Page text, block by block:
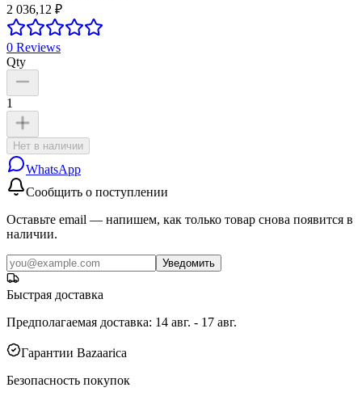
2 036,12 ₽
0 Reviews
Qty
1
Нет в наличии
WhatsApp
Сообщить о поступлении
Оставьте email — напишем, как только товар снова появится в
наличии.
Уведомить
Быстрая доставка
Предполагаемая доставка: 14 авг. - 17 авг.
Гарантии Bazaarica
Безопасность покупок